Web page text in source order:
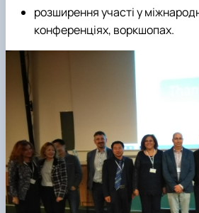
розширення участі у
конференціях, воркшопах.